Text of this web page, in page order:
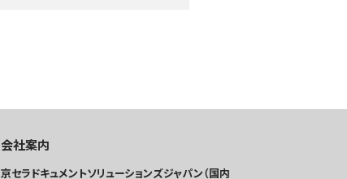
会社案内
京セラドキュメントソリューションズジャパン（国内